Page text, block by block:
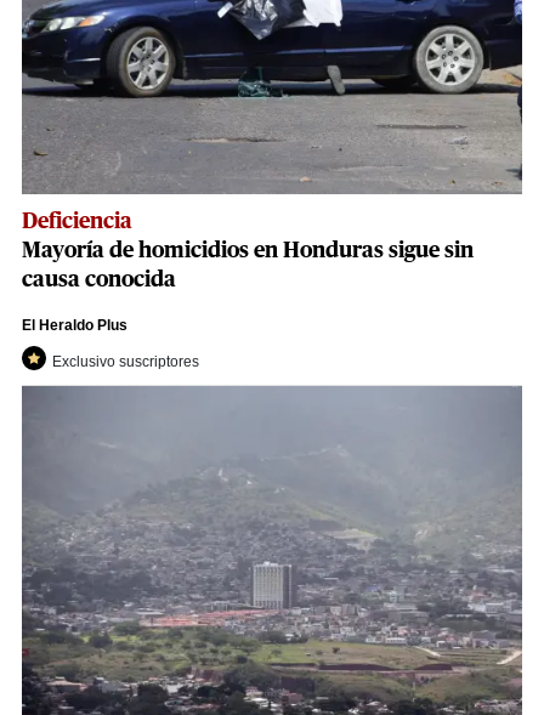
Deficiencia
Mayoría de homicidios en Honduras sigue sin
causa conocida
El Heraldo Plus
Exclusivo suscriptores